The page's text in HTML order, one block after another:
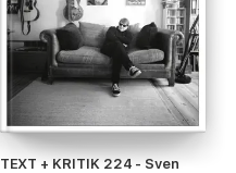
TEXT + KRITIK 224 - Sven